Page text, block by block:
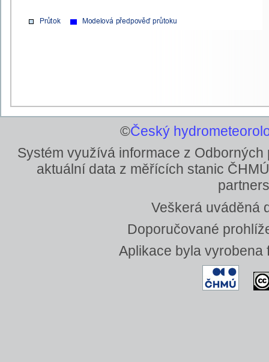
©Český
Systém využívá informace z
aktuální data z měřících stanic
Veškerá uváděná
Doporučované
Aplikace byla vyrobena